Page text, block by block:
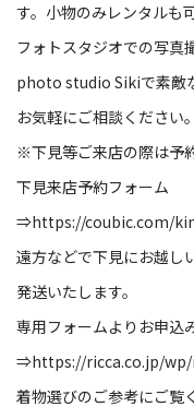
す。小物のみレンタルも
フォトスタジオでの写真
photo studio Sikiで素敵
お気軽にご相談ください。
※下見等ご来店の際は予
下見来店予約フォーム
⇒https://coubic.com/
遠方などで下見にお越し
発送いたします。
専用フォームよりお申込
⇒https://ricca.co.jp/
着物選びのご参考にご覧